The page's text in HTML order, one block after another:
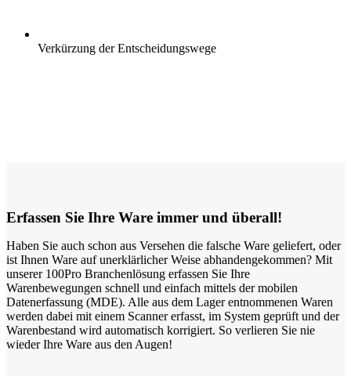
Verkürzung der Entscheidungswege
Erfassen Sie Ihre Ware immer und überall!
Haben Sie auch schon aus Versehen die falsche Ware geliefert, oder
ist Ihnen Ware auf unerklärlicher Weise abhandengekommen? Mit
unserer 100Pro Branchenlösung erfassen Sie Ihre
Warenbewegungen schnell und einfach mittels der mobilen
Datenerfassung (MDE). Alle aus dem Lager entnommenen Waren
werden dabei mit einem Scanner erfasst, im System geprüft und der
Warenbestand wird automatisch korrigiert. So verlieren Sie nie
wieder Ihre Ware aus den Augen!